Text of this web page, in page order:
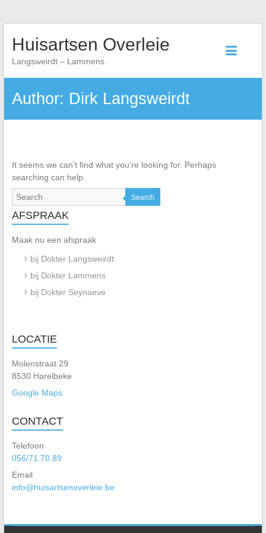
Huisartsen Overleie
Langsweirdt – Lammens
Author: Dirk Langsweirdt
It seems we can’t find what you’re looking for. Perhaps
searching can help.
Search
AFSPRAAK
Maak nu een afspraak
bij Dokter Langsweirdt
bij Dokter Lammens
bij Dokter Seynaeve
LOCATIE
Molenstraat 29
8530 Harelbeke
Google Maps
CONTACT
Telefoon
056/71.70.89
Email
info@huisartsenoverleie.be